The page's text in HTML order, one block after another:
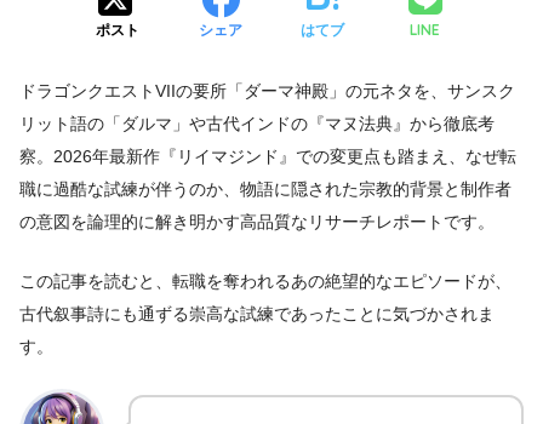
ポスト シェア はてブ LINE
ドラゴンクエストVIIの要所「ダーマ神殿」の元ネタを、サンスク
リット語の「ダルマ」や古代インドの『マヌ法典』から徹底考
察。2026年最新作『リイマジンド』での変更点も踏まえ、なぜ転
職に過酷な試練が伴うのか、物語に隠された宗教的背景と制作者
の意図を論理的に解き明かす高品質なリサーチレポートです。
この記事を読むと、転職を奪われるあの絶望的なエピソードが、
古代叙事詩にも通ずる崇高な試練であったことに気づかされま
す。